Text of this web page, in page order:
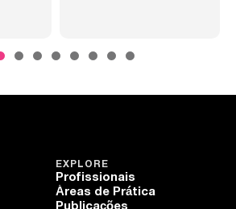
EXPLORE
Profissionais
Áreas de Prática